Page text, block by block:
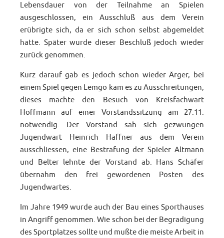
Lebensdauer von der Teilnahme an Spielen
ausgeschlossen, ein Ausschluß aus dem Verein
erübrigte sich, da er sich schon selbst abgemeldet
hatte. Später wurde dieser Beschluß jedoch wieder
zurück genommen.
Kurz darauf gab es jedoch schon wieder Ärger, bei
einem Spiel gegen Lemgo kam es zu Ausschreitungen,
dieses machte den Besuch von Kreisfachwart
Hoffmann auf einer Vorstandssitzung am 27.11.
notwendig. Der Vorstand sah sich gezwungen
Jugendwart Heinrich Haffner aus dem Verein
ausschliessen, eine Bestrafung der Spieler Altmann
und Belter lehnte der Vorstand ab. Hans Schäfer
übernahm den frei gewordenen Posten des
Jugendwartes.
Im Jahre 1949 wurde auch der Bau eines Sporthauses
in Angriff genommen. Wie schon bei der Begradigung
des Sportplatzes sollte und mußte die meiste Arbeit in